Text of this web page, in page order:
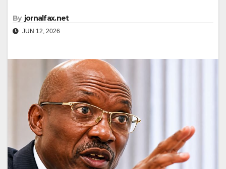
By jornalfax.net
JUN 12, 2026